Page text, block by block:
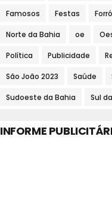
Famosos Festas Forró
Norte da Bahia oe
Política Publicidade
São João 2023 Saúde
Sudoeste da Bahia Sul
INFORME